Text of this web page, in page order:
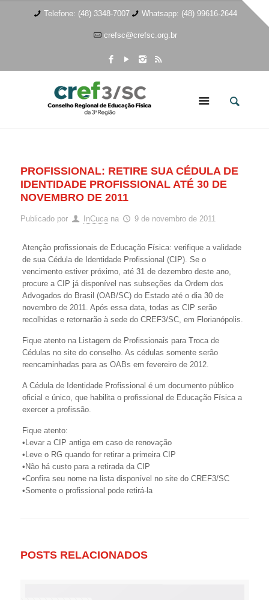
Telefone: (48) 3348-7007 Whatsapp: (48) 99616-2644
crefsc@crefsc.org.br
PROFISSIONAL: RETIRE SUA CÉDULA DE
IDENTIDADE PROFISSIONAL ATÉ 30 DE
NOVEMBRO DE 2011
Publicado por InCuca na 9 de novembro de 2011
Atenção profissionais de Educação Física: verifique a validade
de sua Cédula de Identidade Profissional (CIP). Se o
vencimento estiver próximo, até 31 de dezembro deste ano,
procure a CIP já disponível nas subseções da Ordem dos
Advogados do Brasil (OAB/SC) do Estado até o dia 30 de
novembro de 2011. Após essa data, todas as CIP serão
recolhidas e retornarão à sede do CREF3/SC, em Florianópolis.
Fique atento na Listagem de Profissionais para Troca de
Cédulas no site do conselho. As cédulas somente serão
reencaminhadas para as OABs em fevereiro de 2012.
A Cédula de Identidade Profissional é um documento público
oficial e único, que habilita o profissional de Educação Física a
exercer a profissão.
Fique atento:
•Levar a CIP antiga em caso de renovação
•Leve o RG quando for retirar a primeira CIP
•Não há custo para a retirada da CIP
•Confira seu nome na lista disponível no site do CREF3/SC
•Somente o profissional pode retirá-la
POSTS RELACIONADOS